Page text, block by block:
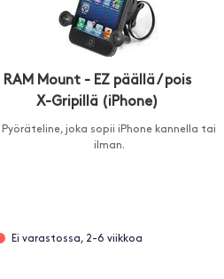
RAM Mount - EZ päällä / pois
X-Gripillä (iPhone)
Pyöräteline, joka sopii iPhone kannella tai
ilman.
Ei varastossa, 2-6 viikkoa